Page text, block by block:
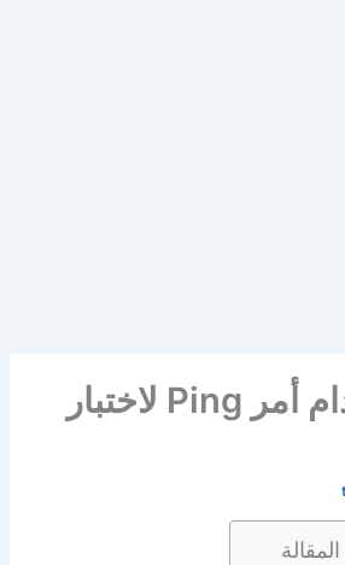
كيفية استخدام أمر Ping لاختبار